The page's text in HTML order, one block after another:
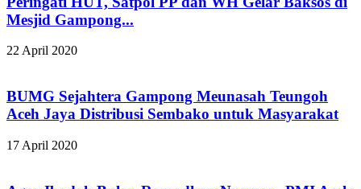
Mesjid Gampong...
22 April 2020
BUMG Sejahtera Gampong Meunasah Teungoh
Aceh Jaya Distribusi Sembako untuk Masyarakat
17 April 2020